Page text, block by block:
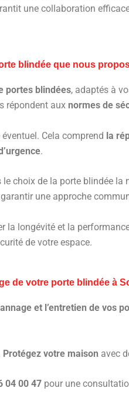
une collaboration
blindée que nous
portes blindées, adaptés à
répondent aux normes de
Cela comprend la
.
choix de la porte blindée
une approche
la longévité et la
de votre espace.
de votre porte blindée à
et l’entretien de vos
Protégez votre maison avec
04 00 47 pour une